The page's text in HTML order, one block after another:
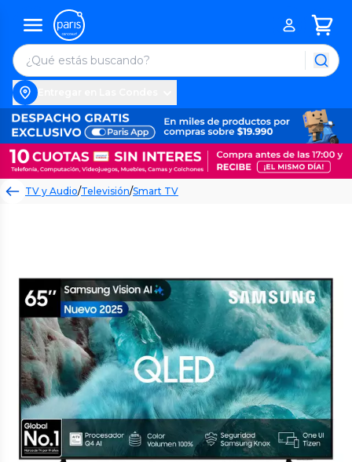
TV y Audio/Televisión/Smart TV